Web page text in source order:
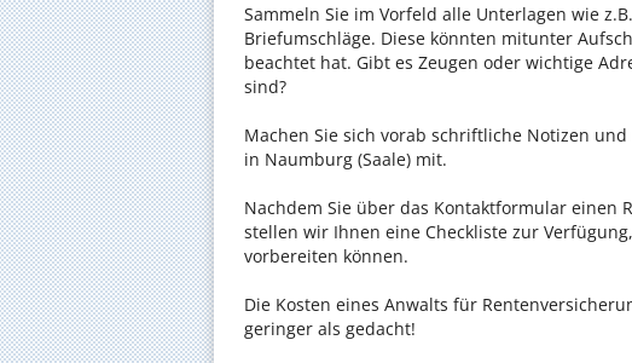
Sammeln Sie im Vorfeld alle Unterlagen wie
Briefumschläge. Diese könnten mitunter
beachtet hat. Gibt es Zeugen oder wichtige
sind?
Machen Sie sich vorab schriftliche Notizen
in Naumburg (Saale) mit.
Nachdem Sie über das Kontaktformular einen
stellen wir Ihnen eine Checkliste zur
vorbereiten können.
Die Kosten eines Anwalts für
geringer als gedacht!